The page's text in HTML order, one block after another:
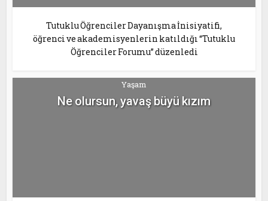
Tutuklu Öğrenciler Dayanışma İnisiyatifi,
öğrenci ve akademisyenlerin katıldığı “Tutuklu
Öğrenciler Forumu” düzenledi
Yaşam
Ne olursun, yavaş büyü kızım